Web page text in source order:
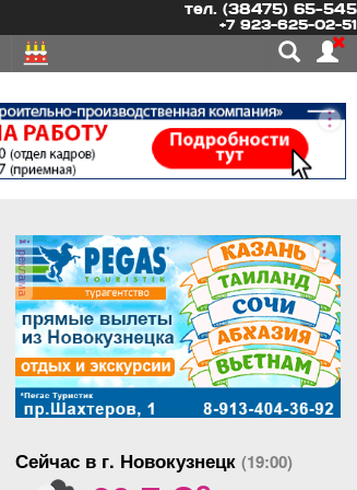
тел. (38475) 65-545
+7 923-625-02-51
реклама
Сейчас в г. Новокузнецк (19:00)